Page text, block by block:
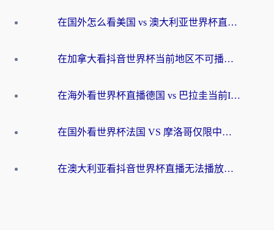
在国外怎么看美国 vs 澳大利亚世界杯直播？海外党必藏的中文解说观赛指南
在加拿大看抖音世界杯当前地区不可播放？海外党体育观赛终极指南
在海外看世界杯直播德国 vs 巴拉圭当前IP受限制？这篇指南帮你轻松解决地区限制
在国外看世界杯法国 VS 摩洛哥仅限中国大陆？别让地域限制拦下你的欢呼
在澳大利亚看抖音世界杯直播无法播放？海外党体育观赛终极指南来了！